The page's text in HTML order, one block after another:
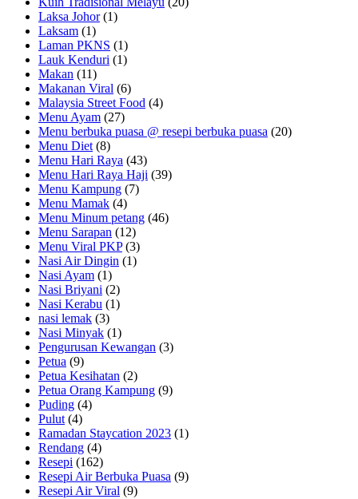
Laksa Johor(1)
Laksam (1)
Laman PKNS (1)
Lauk Kenduri (1)
Makan (11)
Makanan Viral (6)
Malaysia Street Food (4)
Menu Ayam (27)
Menu berbuka puasa @ resepi berbuka puasa (20)
Menu Diet (8)
Menu Hari Raya (43)
Menu Hari Raya Haji (39)
Menu Kampung (7)
Menu Mamak (4)
Menu Minum petang (46)
Menu Sarapan (12)
Menu Viral PKP(3)
Nasi Air Dingin (1)
Nasi Ayam (1)
Nasi Briyani (2)
Nasi Kerabu (1)
nasi lemak (3)
Nasi Minyak (1)
Pengurusan Kewangan (3)
Petua (9)
Petua Kesihatan (2)
Petua Orang Kampung (9)
Puding (4)
Pulut (4)
Ramadan Staycation 2023 (1)
Rendang (4)
Resepi (162)
Resepi Air Berbuka Puasa (9)
Resepi Air Viral (9)